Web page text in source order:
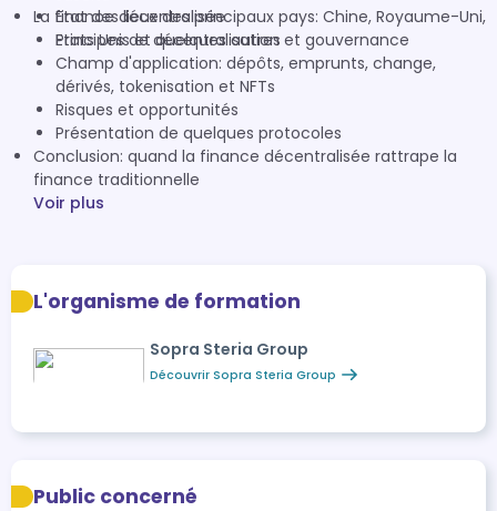
Etat des lieux des principaux pays: Chine, Royaume-Uni,
Etats Unis et quelques autres
La finance décentralisée
Principes de décentralisation et gouvernance
Champ d'application: dépôts, emprunts, change,
dérivés, tokenisation et NFTs
Risques et opportunités
Présentation de quelques protocoles
Conclusion: quand la finance décentralisée rattrape la
finance traditionnelle
Voir plus
L'organisme de formation
Sopra Steria Group
Découvrir Sopra Steria Group
Public concerné